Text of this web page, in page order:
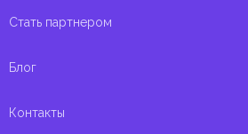
Стать партнером
Блог
Контакты